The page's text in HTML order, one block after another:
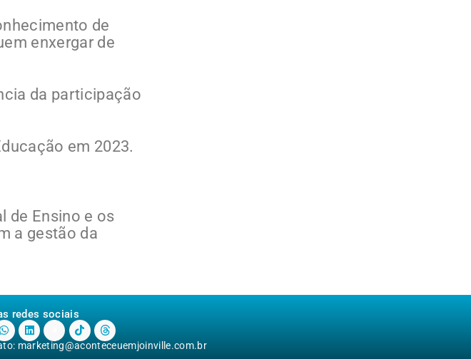
de
enxergar de
da participação
em 2023.
de Ensino e os
a gestão da
redes sociais
marketing@aconteceuemjoinville.com.br